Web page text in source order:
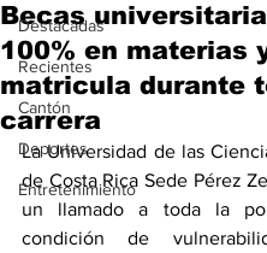
Destacadas
Recientes
Cantón
Deportes
Entretenimiento
Becas
100% en materias
matricula durante
carrera
La Universidad de las
de Costa Rica Sede Pérez
un llamado a toda la
condición de